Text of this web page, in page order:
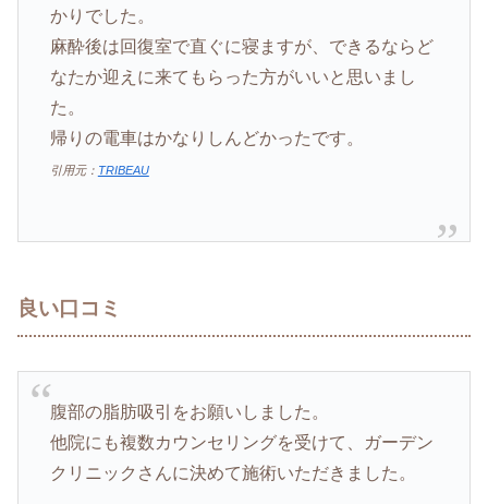
かりでした。
麻酔後は回復室で直ぐに寝ますが、できるならど
なたか迎えに来てもらった方がいいと思いまし
た。
帰りの電車はかなりしんどかったです。
引用元： TRIBEAU
良い口コミ
腹部の脂肪吸引をお願いしました。
他院にも複数カウンセリングを受けて、ガーデン
クリニックさんに決めて施術いただきました。